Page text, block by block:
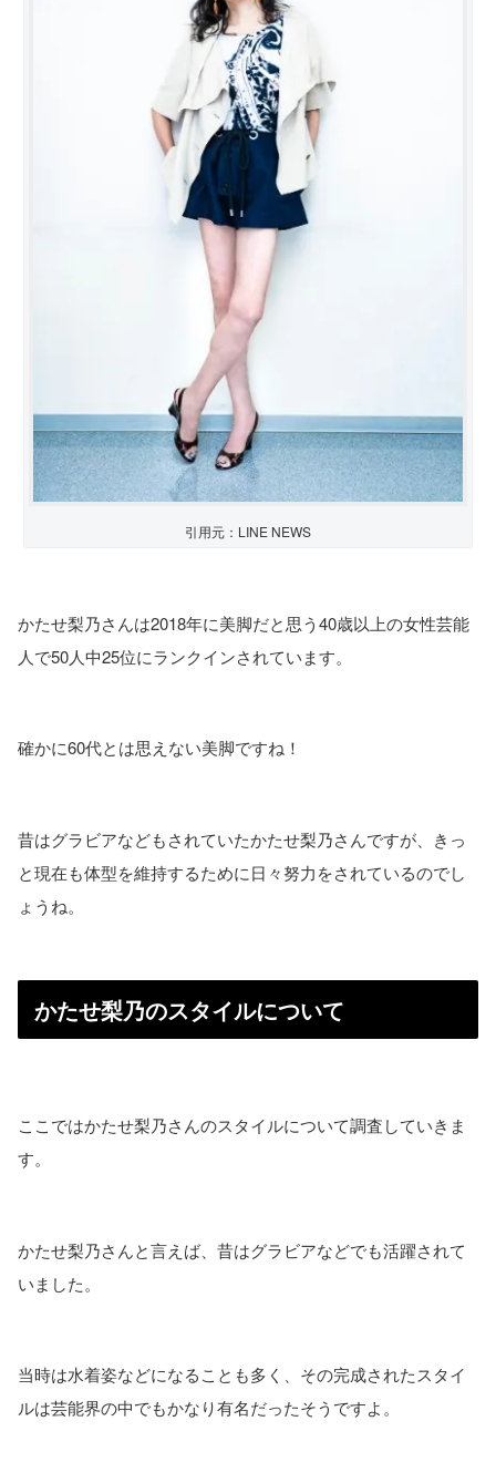
引用元：LINE NEWS
かたせ梨乃さんは2018年に美脚だと思う40歳以上の女性芸能
人で50人中25位にランクインされています。
確かに60代とは思えない美脚ですね！
昔はグラビアなどもされていたかたせ梨乃さんですが、きっ
と現在も体型を維持するために日々努力をされているのでし
ょうね。
かたせ梨乃のスタイルについて
ここではかたせ梨乃さんのスタイルについて調査していきま
す。
かたせ梨乃さんと言えば、昔はグラビアなどでも活躍されて
いました。
当時は水着姿などになることも多く、その完成されたスタイ
ルは芸能界の中でもかなり有名だったそうですよ。